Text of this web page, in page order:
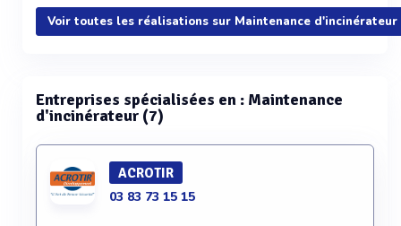
Voir plus
Voir toutes les réalisations sur Maintenance d'incinérateur
Entreprises spécialisées en : Maintenance
d'incinérateur (7)
ACROTIR
03 83 73 15 15